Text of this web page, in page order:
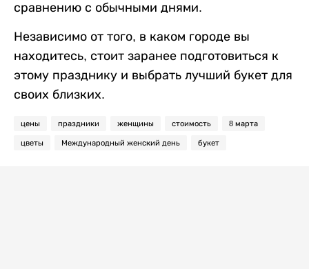
сравнению с обычными днями.
Независимо от того, в каком городе вы
находитесь, стоит заранее подготовиться к
этому празднику и выбрать лучший букет для
своих близких.
цены праздники женщины стоимость 8 марта
цветы Международный женский день букет